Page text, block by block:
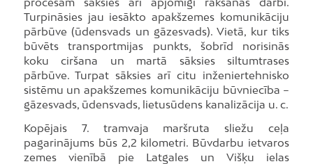
Turpināsies jau iesākto apakšzemes komunikāciju
pārbūve (ūdensvads un gāzesvads). Vietā, kur tiks
būvēts transportmijas punkts, šobrīd norisinās
koku ciršana un martā sāksies siltumtrases
pārbūve. Turpat sāksies arī citu inženiertehnisko
sistēmu un apakšzemes komunikāciju būvniecība –
gāzesvads, ūdensvads, lietusūdens kanalizācija u. c.
Kopējais 7. tramvaja maršruta sliežu ceļa
pagarinājums būs 2,2 kilometri. Būvdarbu ietvaros
zemes vienībā pie Latgales un Višķu ielas